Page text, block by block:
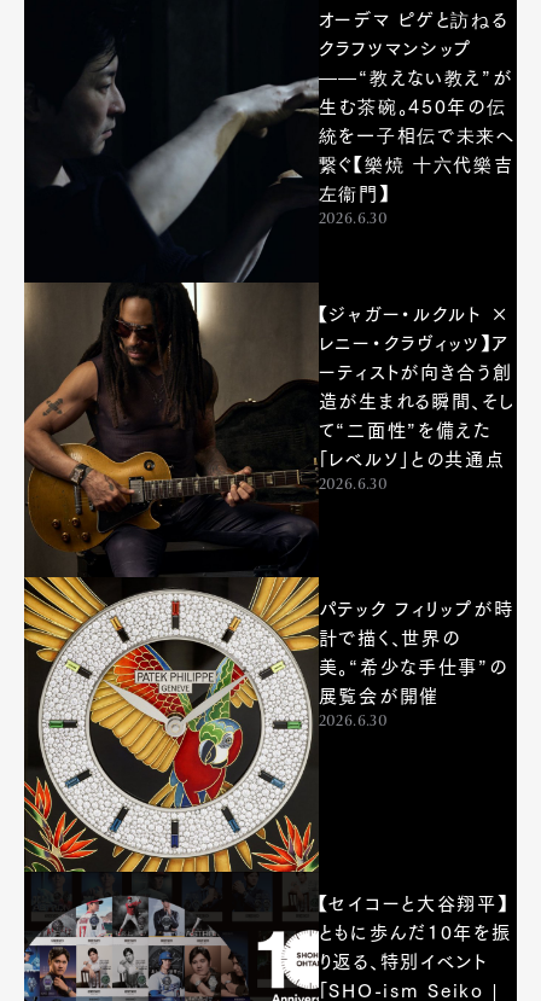
Art&Design Watch
Fashion
Gourmet Cars
Product Lifestyle
Pen Membership
Magazine
Official Columnist
About
Contact
Pen Meet
Pen international
オーデマ ピゲと訪ねる
クラフツマンシップ
——“教えない教え”が
生む茶碗。450年の伝
統を一子相伝で未来へ
繋ぐ【樂焼 十六代樂吉
左衞門】
2026.6.30
【ジャガー・ルクルト ×
レニー・クラヴィッツ】ア
ーティストが向き合う創
造が生まれる瞬間、そし
て“二面性”を備えた
「レベルソ」との共通点
2026.6.30
パテック フィリップが時
計で描く、世界の
美。“希少な手仕事”の
展覧会が開催
2026.6.30
【セイコーと大谷翔平】
ともに歩んだ10年を振
り返る、特別イベント
「SHO-ism Seiko |